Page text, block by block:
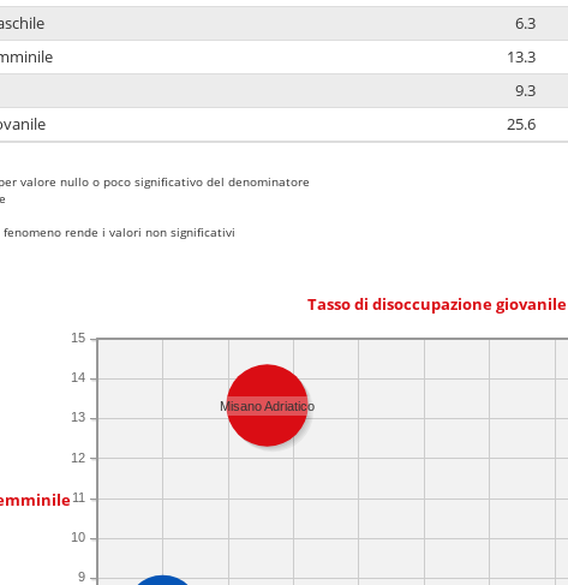
6.3
13.3
9.3
25.6
valore nullo o poco significativo del denominatore
rende i valori non significativi
Tasso di disoccupazione giovanile
9
10
11
12
13
14
15
Misano Adriatico